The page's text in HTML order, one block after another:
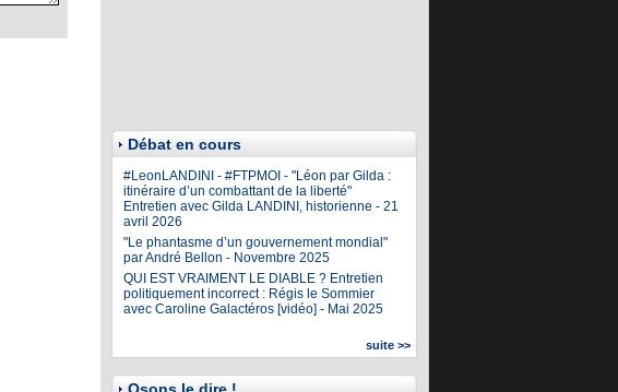
Débat en cours
#LeonLANDINI - #FTPMOI - "Léon par Gilda :
itinéraire d’un combattant de la liberté"
Entretien avec Gilda LANDINI, historienne - 21
avril 2026
"Le phantasme d’un gouvernement mondial"
par André Bellon - Novembre 2025
QUI EST VRAIMENT LE DIABLE ? Entretien
politiquement incorrect : Régis le Sommier
avec Caroline Galactéros [vidéo] - Mai 2025
suite >>